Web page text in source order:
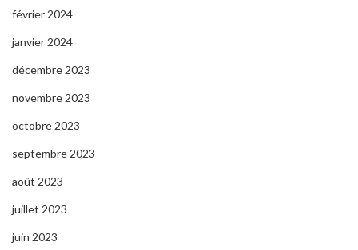
février 2024
janvier 2024
décembre 2023
novembre 2023
octobre 2023
septembre 2023
août 2023
juillet 2023
juin 2023